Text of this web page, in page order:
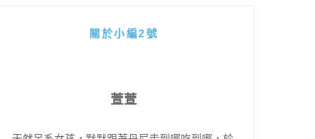
關於小編2號
萱萱